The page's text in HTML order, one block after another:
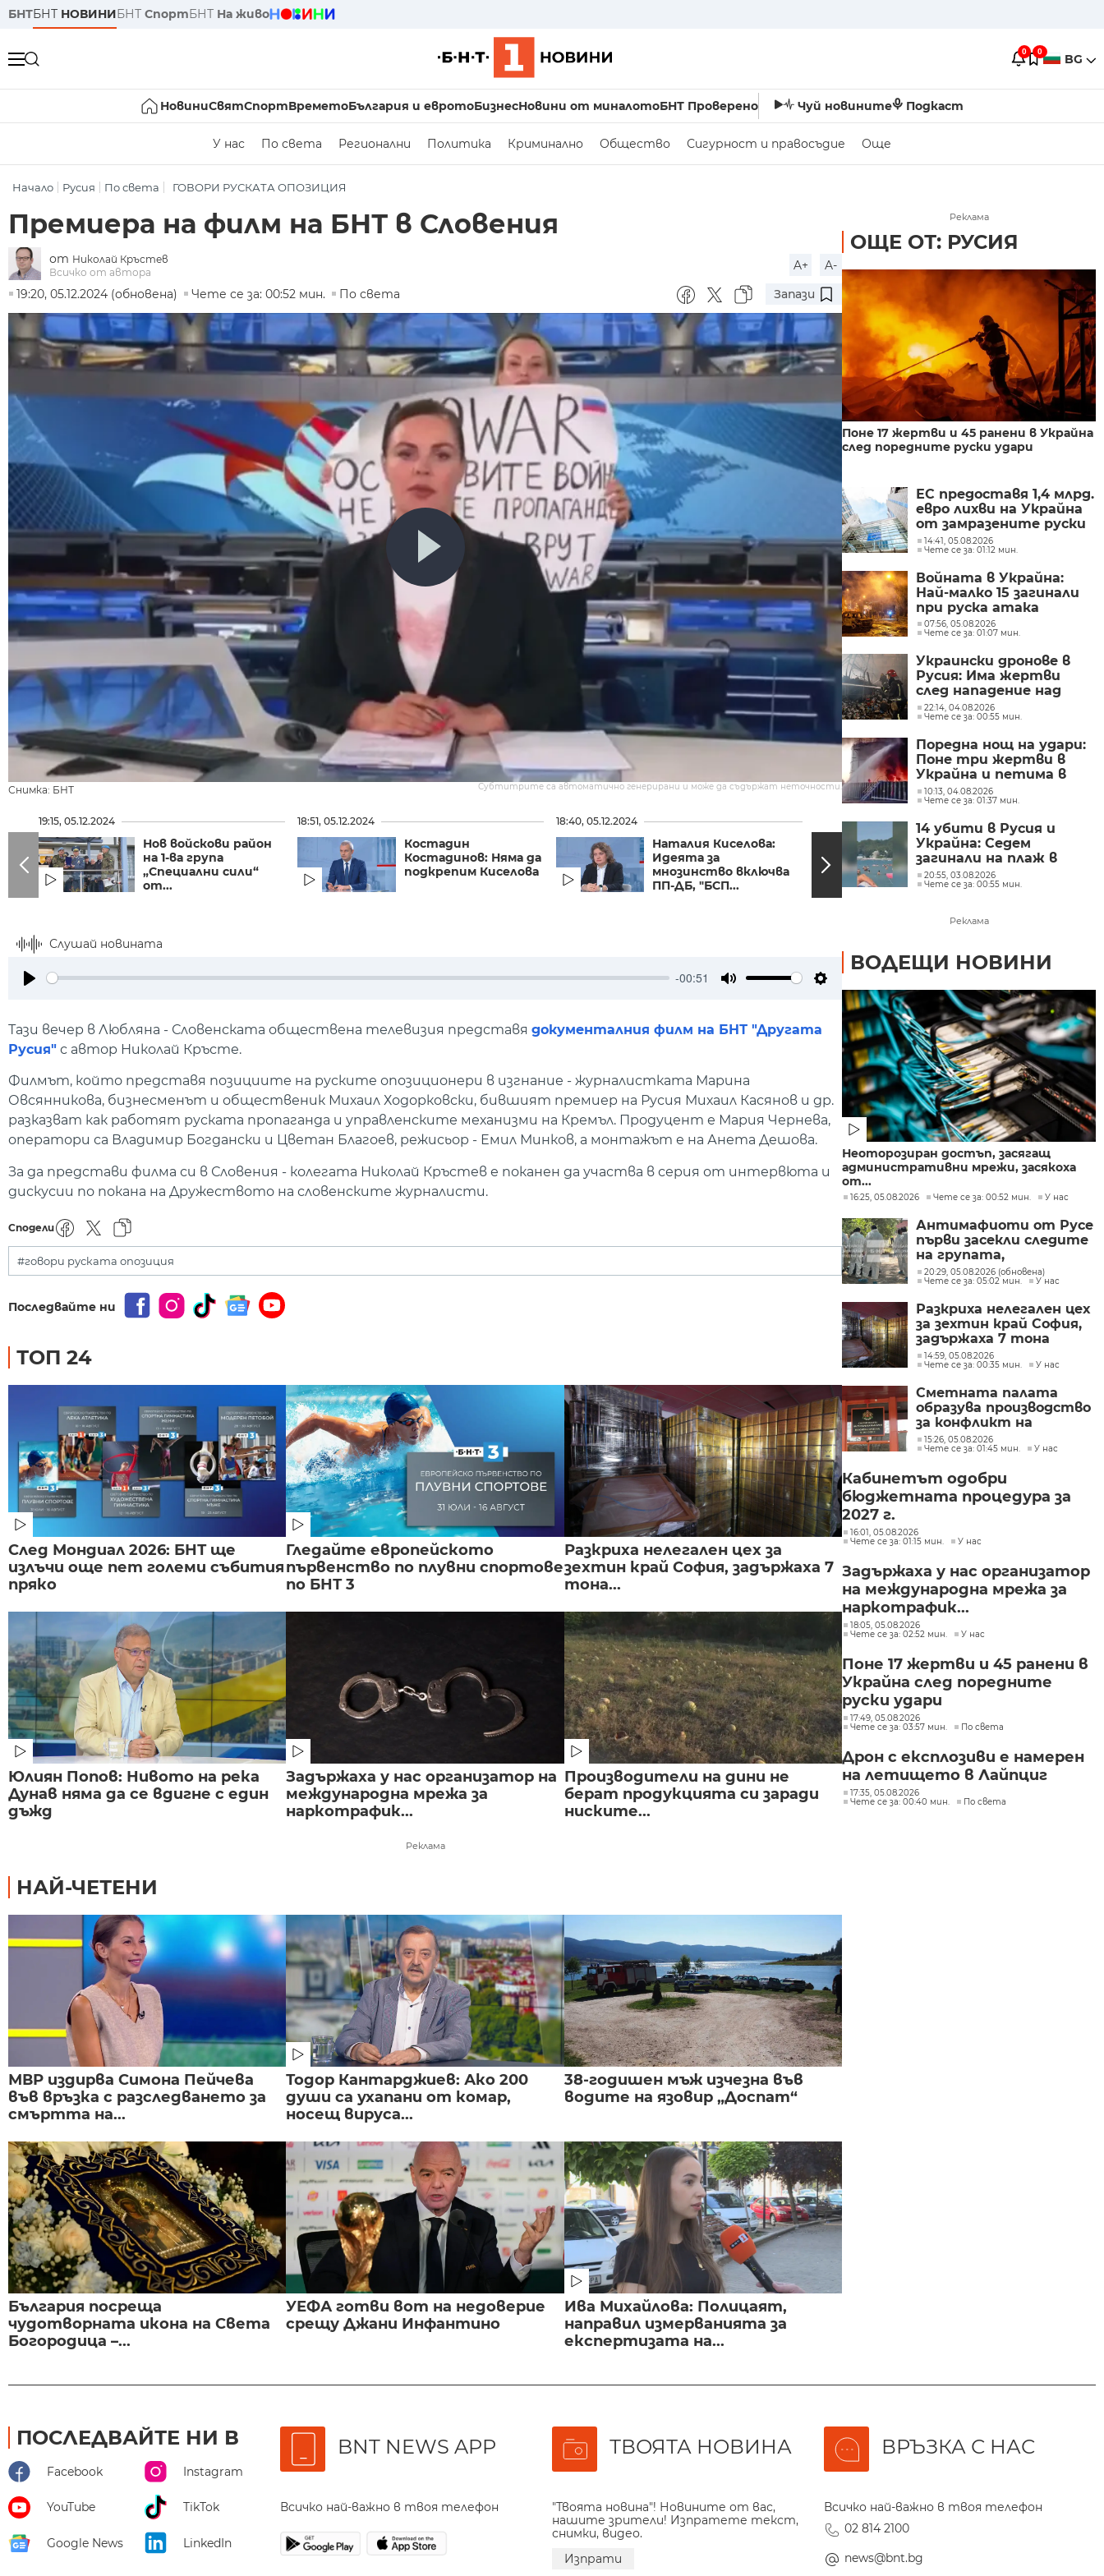
БНТБНТ НОВИНИБНТ СпортБНТ На живо
0 0 BG
НовиниСвятСпортВреметоБългария и евротоБизнесНовини от миналотоБНТ Проверено Чуй новините Подкаст
У нас По света Регионални Политика Криминално Общество Сигурност и правосъдие Още
Начало Русия По света ГОВОРИ РУСКАТА ОПОЗИЦИЯ
Премиера на филм на БНТ в Словения
от Николай Кръстев
Всичко от автора
A+
A-
19:20, 05.12.2024 (обновена)
Чете се за: 00:52 мин. По света Запази
Снимка: БНТ Субтитрите са автоматично генерирани и може да съдържат неточности.
19:15, 05.12.2024
Нов войскови район
на 1-ва група
„Специални сили“
от...
18:51, 05.12.2024
Костадин
Костадинов: Няма да
подкрепим Киселова
18:40, 05.12.2024
Наталия Киселова:
Идеята за
мнозинство включва
ПП-ДБ, "БСП...
18:21, 05.12.2024
Побойникът, нападнал
беззащитни жени в
Пет могили, остава
под...
Слушай новината
-00:51
Settings
Тази вечер в Любляна - Словенската обществена телевизия представя документалния филм на БНТ "Другата
Русия" с автор Николай Кръсте.
Филмът, който представя позициите на руските опозиционери в изгнание - журналистката Марина
Овсянникова, бизнесменът и общественик Михаил Ходорковски, бившият премиер на Русия Михаил Касянов и др.
разказват как работят руската пропаганда и управленските механизми на Кремъл. Продуцент е Мария Чернева,
оператори са Владимир Богдански и Цветан Благоев, режисьор - Емил Минков, а монтажът е на Анета Дешова.
За да представи филма си в Словения - колегата Николай Кръстев е поканен да участва в серия от интервюта и
дискусии по покана на Дружеството на словенските журналисти.
Сподели
#говори руската опозиция
Последвайте ни
ТОП 24
След Мондиал 2026: БНТ ще
излъчи още пет големи събития
пряко
Гледайте европейското
първенство по плувни спортове
по БНТ 3
Разкриха нелегален цех за
зехтин край София, задържаха 7
тона...
Юлиян Попов: Нивото на река
Дунав няма да се вдигне с един
дъжд
Задържаха у нас организатор на
международна мрежа за
наркотрафик...
Производители на дини не
берат продукцията си заради
ниските...
Реклама
НАЙ-ЧЕТЕНИ
МВР издирва Симона Пейчева
във връзка с разследването за
смъртта на...
Тодор Кантарджиев: Ако 200
души са ухапани от комар,
носещ вируса...
38-годишен мъж изчезна във
водите на язовир „Доспат“
България посреща
чудотворната икона на Света
Богородица –...
УЕФА готви вот на недоверие
срещу Джани Инфантино
Ива Михайлова: Полицаят,
направил измерванията за
експертизата на...
Реклама
ОЩЕ ОТ: РУСИЯ
Поне 17 жертви и 45 ранени в Украйна
след поредните руски удари
ЕС предоставя 1,4 млрд.
евро лихви на Украйна
от замразените руски
активи
14:41, 05.08.2026
Чете се за: 01:12 мин.
Войната в Украйна:
Най-малко 15 загинали
при руска атака
07:56, 05.08.2026
Чете се за: 01:07 мин.
Украински дронове в
Русия: Има жертви
след нападение над
складове
22:14, 04.08.2026
Чете се за: 00:55 мин.
Поредна нощ на удари:
Поне три жертви в
Украйна и петима в
Русия
10:13, 04.08.2026
Чете се за: 01:37 мин.
14 убити в Русия и
Украйна: Седем
загинали на плаж в
руския краснодарски
край
20:55, 03.08.2026
Чете се за: 00:55 мин.
Реклама
ВОДЕЩИ НОВИНИ
Неоторозиран достъп, засягащ
административни мрежи, засякоха
от...
16:25, 05.08.2026 Чете се за: 00:52 мин. У нас
Антимафиоти от Русе
първи засекли следите
на групата,
произвеждала
фентанил в София
20:29, 05.08.2026 (обновена)
Чете се за: 05:02 мин.
У нас
Разкриха нелегален цех
за зехтин край София,
задържаха 7 тона
продукт без марка
14:59, 05.08.2026
Чете се за: 00:35 мин.
У нас
Сметната палата
образува производство
за конфликт на
интереси при Делян
Пеевски
15:26, 05.08.2026
Чете се за: 01:45 мин.
У нас
Кабинетът одобри
бюджетната процедура за
2027 г.
16:01, 05.08.2026
Чете се за: 01:15 мин.
У нас
Задържаха у нас организатор
на международна мрежа за
наркотрафик...
18:05, 05.08.2026
Чете се за: 02:52 мин.
У нас
Поне 17 жертви и 45 ранени в
Украйна след поредните
руски удари
17:49, 05.08.2026
Чете се за: 03:57 мин.
По света
Дрон с експлозиви е намерен
на летището в Лайпциг
17:35, 05.08.2026
Чете се за: 00:40 мин.
По света
ПОСЛЕДВАЙТЕ НИ В
Facebook Instagram
YouTube TikTok
Google News LinkedIn
BNT NEWS APP
Всичко най-важно в твоя телефон
ТВОЯТА НОВИНА
"Твоята новина"! Новините от вас,
нашите зрители! Изпратете текст,
снимки, видео.
Изпрати
ВРЪЗКА С НАС
Всичко най-важно в твоя телефон
02 814 2100
news@bnt.bg